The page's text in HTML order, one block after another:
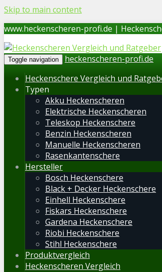
Skip to main content
www.heckenscheren-profi.de |
Toggle navigation
heckenscheren-profi.de
Heckenschere Vergleich und
Typen
Akku Heckenscheren
Elektrische Heckenscheren
Teleskop Heckenschere
Benzin Heckenscheren
Manuelle Heckenscheren
Rasenkantenschere
Hersteller
Bosch Heckenschere
Black + Decker Heckenschere
Einhell Heckenschere
Fiskars Heckenschere
Gardena Heckenschere
Riobi Heckenschere
Stihl Heckenschere
Produktvergleich
Heckenscheren Vergleich